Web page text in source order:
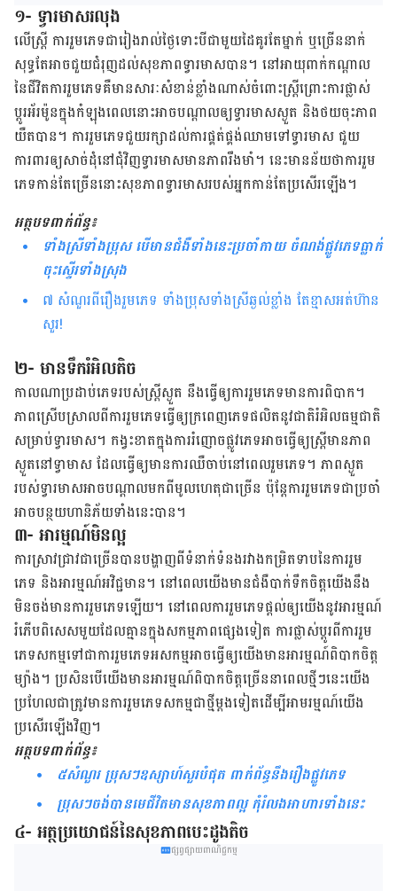
១- ទ្វារមាសរលុង
លើ​ស្ត្រី ការ​រួម​ភេទ​ជា​រៀង​រាល់​ថ្ងៃ​ទោះ​បី​ជា​មួយ​ដៃគូរ​តែ​ម្នាក់ ឬ​ច្រើន​នាក់​
សុទ្ធ​តែ​អាច​ជួយ​ជំរុញ​ដល់​សុខ​ភាព​ទ្វារ​មាស​បាន។ នៅ​អាយុ​ពាក់​កណ្តាល​
នៃ​ជីវិត​ការ​រួម​ភេទ​គឺមាន​សារៈ​សំខាន់​ខ្លាំង​ណាស់​ចំពោះ​ស្ត្រី​ព្រោះ​ការ​ផ្លាស់​
ប្តូរ​អ័រម៉ូន​ក្នុង​កំឡុង​ពេល​នោះ​អាច​បណ្តាល​ឲ្យ​ទ្វារ​មាស​ស្ងួត និង​ថយ​ចុះ​ភាព​
យឺត​បាន។ ការ​រួម​ភេទ​ជួយ​រក្សា​ដល់​ការ​ផ្គត់​ផ្គង់​ឈាម​ទៅ​ទ្វារមាស ជួយ​
ការពារ​ឲ្យ​សាច់​ដុំ​នៅ​ជុំ​វិញ​ទ្វារ​មាស​មាន​ភាព​រឹង​មាំ។ នេះមានន័យថា​ការ​រួម​
ភេទ​កាន់​តែ​ច្រើន​នោះ​សុខ​ភាព​ទ្វារ​មាស​របស់​អ្នក​កាន់​តែ​ប្រសើរ​ឡើង។
អត្ថបទ​ពាក់ព័ន្ធ៖
ទាំងស្រីទាំងប្រុស បើមានជំងឺទាំងនេះប្រចាំកាយ ចំណង់ផ្លូវភេទធ្លាក់
ចុះស្ទើរទាំងស្រុង
៧ សំណួរពីរឿងរួមភេទ ទាំងប្រុសទាំងស្រីឆ្ងល់ខ្លាំង តែខ្មាសអត់ហ៊ាន
សួរ!
២- មានទឹករំអិលតិច
កាលណាប្រដាប់​ភេទ​របស់​ស្រ្តី​ស្ងួត នឹង​ធ្វើឲ្យការ​រួមភេទ​មានការ​ពិបាក។
ភាព​ស្រើប​ស្រាល​ពី​ការ​រួម​ភេទ​ធ្វើ​ឲ្យ​ក្រពេញ​ភេទ​ផលិត​នូវ​ជាតិ​រំអិល​ធម្ម​ជាតិ​
សម្រាប់​ទ្វារ​មាស។ កង្វះ​ខាត​ក្នុង​ការ​រំញោច​ផ្លូវ​ភេទ​អាច​ធ្វើ​ឲ្យ​ស្ត្រី​មាន​ភាព​
ស្ងួតនៅទ្វាមាស ​ដែល​ធ្វើ​ឲ្យ​មាន​ការ​ឈឺ​ចាប់​នៅ​ពេល​រួម​ភេទ។ ភាព​ស្ងួត​
របស់​ទ្វារ​មាស​អាច​បណ្តាល​មក​ពី​មូល​ហេតុ​ជាច្រើន ប៉ុន្តែ​ការ​រួម​ភេទ​ជា​ប្រចាំ​
អាច​បន្ថយ​ហានិភ័យ​ទាំង​នេះ​បាន។
៣- អារម្មណ៍មិនល្អ
ការ​ស្រាវ​ជ្រាវ​ជាច្រើន​បាន​បង្ហាញ​ពី​ទំនាក់​ទំនង​រវាង​កម្រិតទាប​នៃ​ការ​រួម​
ភេទ និង​អារម្មណ៍​អវិជ្ជ​មាន។ នៅ​ពេល​យើង​មាន​ជំងឺ​បាក់​ទឹក​ចិត្ត​យើង​នឹង​
មិន​ចង់​មាន​ការ​រួម​ភេទ​ឡើយ។ នៅ​ពេលការ​​រួម​ភេទ​​ផ្តល់​ឲ្យ​យើងនូវ​អារម្មណ៍​
រំភើប​​ពិសេស​មួយ​ដែល​គ្មាន​ក្នុង​សកម្មភាព​ផ្សេង​ទៀត ការ​ផ្លាស់​ប្តូរ​ពី​ការ​រួម​
ភេទ​សកម្ម​ទៅ​ជា​ការ​រួម​ភេទ​អសកម្ម​​អាច​ធ្វើ​ឲ្យ​យើងមាន​អារម្មណ៍​ពិបាកចិត្ត​
ម្យ៉ាង។ ប្រសិន​បើយើង​មាន​អារម្មណ៍​ពិបាកចិត្ត​ច្រើន​នា​ពេល​ថ្មី​ៗ​នេះយើង​
ប្រហែល​ជា​ត្រូវ​មាន​ការ​រួម​ភេទ​សកម្ម​ជា​ថ្មី​ម្តង​ទៀតដើម្បី​អាមរម្មណ៍​យើង​
ប្រសើរឡើងវិញ។
អត្ថបទ​ពាក់ព័ន្ធ៖
៥សំណួរ ប្រុសៗឧស្សាហ៍សួរបំផុត ពាក់ព័ន្ធនឹងរឿងផ្លូវភេទ
ប្រុសៗចង់បានមេជីវិតមាន​សុខភាព​ល្អ កុំ​រំលង​អាហារទាំងនេះ
៤- អត្ថប្រយោជន៍នៃសុខភាពបេះដូងតិច
ផ្សព្វផ្សាយពាណិជ្ជកម្ម